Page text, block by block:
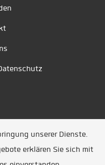
News/ Entwickelt
unserer Dienste.
erklären Sie sich mit